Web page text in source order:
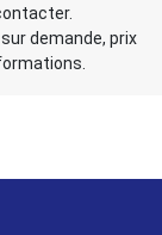
demande, prix